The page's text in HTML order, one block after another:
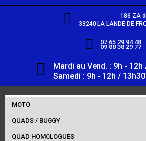
186 ZA
33240 LA LANDE DE
07 65 29 94 48
09 88 38 29 77
Mardi au Vend. : 9h - 12h
Samedi : 9h - 12h /
MOTO
QUADS / BUGGY
QUAD HOMOLOGUES